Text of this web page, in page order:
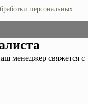
персональных
менеджер свяжется с